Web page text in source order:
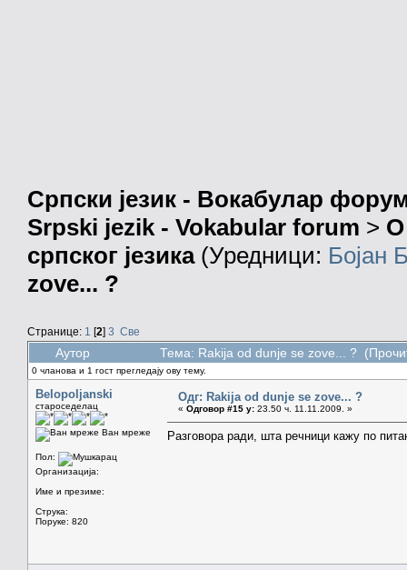
Српски језик - Вокабулар
Srpski jezik - Vokabular forum > О
српског језика(Уредници: Бојан
zove... ?
Странице: 1 [2] 3 Све
Аутор Тема: Rakija od dunje se zove... ?
0 чланова и 1 гост прегледају ову тему.
Belopoljanski
староседелац
Ван мреже
Пол:
Организација:
Име и презиме:
Струка:
Поруке: 820
Одг: Rakija od dunje se zove... ?
« Одговор #15 у: 23.50 ч. 11.11.2009. »
Разговора ради, шта речници кажу по